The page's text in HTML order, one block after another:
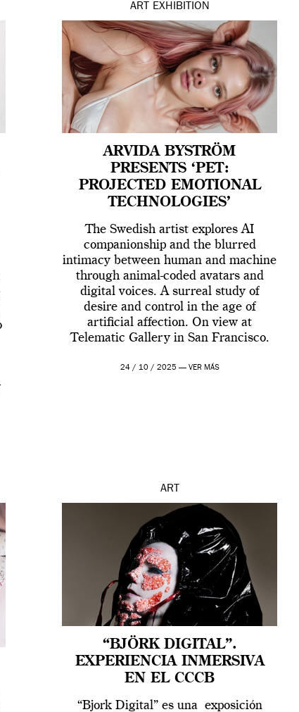
ART EXHIBITION
ARVIDA BYSTRÖM
PRESENTS ‘PET:
PROJECTED EMOTIONAL
TECHNOLOGIES’
The Swedish artist explores AI
companionship and the blurred
intimacy between human and machine
through animal-coded avatars and
digital voices. A surreal study of
desire and control in the age of
artificial affection. On view at
Telematic Gallery in San Francisco.
24 / 10 / 2025 — VER MÁS
ART
“BJÖRK DIGITAL”.
EXPERIENCIA INMERSIVA
EN EL CCCB
“Bjork Digital” es una exposición